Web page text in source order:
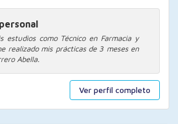
Ver perfil completo
estudios como Técnico en Farmacia y
realizado mis prácticas de 3 meses en
Abella.